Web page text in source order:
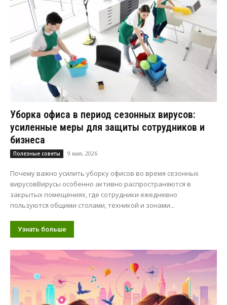
Уборка офиса в период сезонных вирусов:
усиленные меры для защиты сотрудников и
бизнеса
Полезные советы 9 мая, 2026
Почему важно усилить уборку офисов во время сезонных
вирусовВирусы особенно активно распространяются в
закрытых помещениях, где сотрудники ежедневно
пользуются общими столами, техникой и зонами...
Узнать больше